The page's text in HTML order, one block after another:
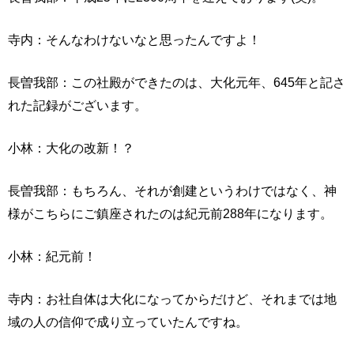
寺内：そんなわけないなと思ったんですよ！
長曽我部：この社殿ができたのは、大化元年、645年と記さ
れた記録がございます。
小林：大化の改新！？
長曽我部：もちろん、それが創建というわけではなく、神
様がこちらにご鎮座されたのは紀元前288年になります。
小林：紀元前！
寺内：お社自体は大化になってからだけど、それまでは地
域の人の信仰で成り立っていたんですね。